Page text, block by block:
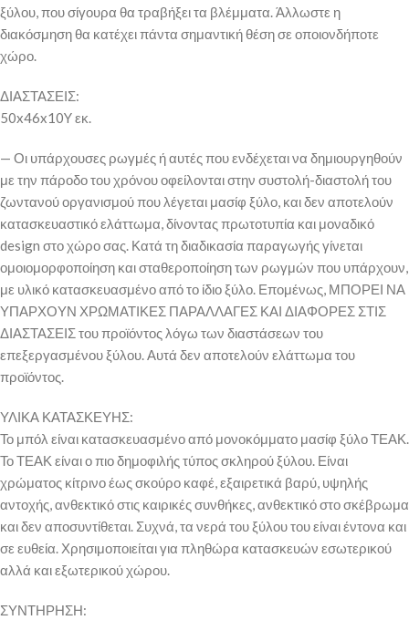
ξύλου, που σίγουρα θα τραβήξει τα βλέμματα. Άλλωστε η
διακόσμηση θα κατέχει πάντα σημαντική θέση σε οποιονδήποτε
χώρο.
ΔΙΑΣΤΑΣΕΙΣ:
50x46x10Y εκ.
— Οι υπάρχουσες ρωγμές ή αυτές που ενδέχεται να δημιουργηθούν
με την πάροδο του χρόνου οφείλονται στην συστολή-διαστολή του
ζωντανού οργανισμού που λέγεται μασίφ ξύλο, και δεν αποτελούν
κατασκευαστικό ελάττωμα, δίνοντας πρωτοτυπία και μοναδικό
design στο χώρο σας. Κατά τη διαδικασία παραγωγής γίνεται
ομοιομορφοποίηση και σταθεροποίηση των ρωγμών που υπάρχουν,
με υλικό κατασκευασμένο από το ίδιο ξύλο. Επομένως, ΜΠΟΡΕΙ ΝΑ
ΥΠΑΡΧΟΥΝ ΧΡΩΜΑΤΙΚΕΣ ΠΑΡΑΛΛΑΓΕΣ ΚΑΙ ΔΙΑΦΟΡΕΣ ΣΤΙΣ
ΔΙΑΣΤΑΣΕΙΣ του προϊόντος λόγω των διαστάσεων του
επεξεργασμένου ξύλου. Αυτά δεν αποτελούν ελάττωμα του
προϊόντος.
ΥΛΙΚΑ ΚΑΤΑΣΚΕΥΗΣ:
Το μπόλ είναι κατασκευασμένο από μονοκόμματο μασίφ ξύλο ΤΕΑΚ.
Το ΤΕΑΚ είναι ο πιο δημοφιλής τύπος σκληρού ξύλου. Είναι
χρώματος κίτρινο έως σκούρο καφέ, εξαιρετικά βαρύ, υψηλής
αντοχής, ανθεκτικό στις καιρικές συνθήκες, ανθεκτικό στο σκέβρωμα
και δεν αποσυντίθεται. Συχνά, τα νερά του ξύλου του είναι έντονα και
σε ευθεία. Χρησιμοποιείται για πληθώρα κατασκευών εσωτερικού
αλλά και εξωτερικού χώρου.
ΣΥΝΤΗΡΗΣΗ: